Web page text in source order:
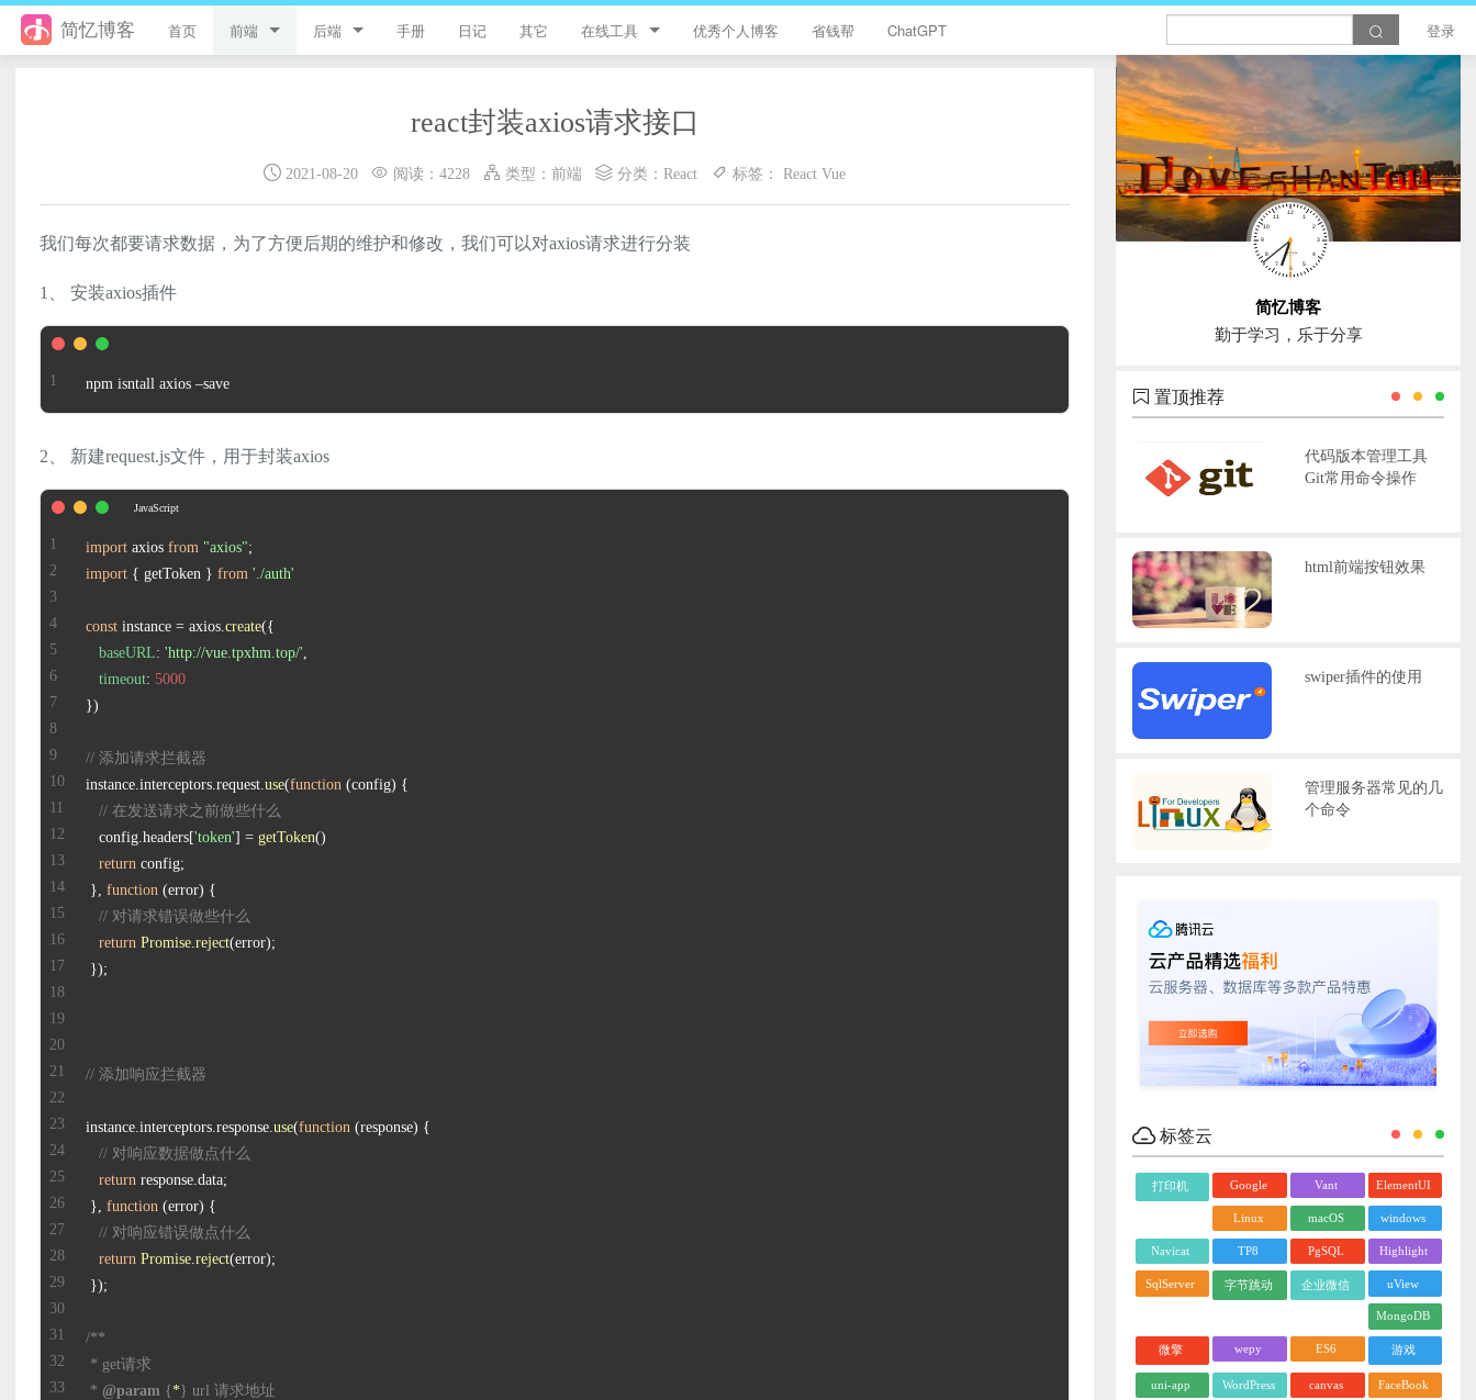
简忆博客 首页 前端
uni-app
后端
ThinkPHP6
Laravel
手册 日记 其它 在线工具
领优惠券
违禁词查询
优秀个人博客 省钱帮 ChatGPT 登录
react封装axios请求接口
2021-08-20 阅读：4228 类型： 前端 分类： React 标签： React Vue
我们每次都要请求数据，为了方便后期的维护和修改，我们可以对axios请求进行分装
1、 安装axios插件
npm isntall axios –save
2、 新建request.js文件，用于封装axios
import axios from "axios"
import { getToken } from './auth'
const instance = axios. create
baseURL: 'http://vue.tpxhm.top/'
timeout: 5000
// 添加请求拦截器
instance. interceptors. request. use(function (config
// 在发送请求之前做些什么
   config.
headers['token'] = getToken
return
}, function (error
// 对请求错误做些什么
return Promise. reject
// 添加响应拦截器
instance. interceptors. response. use(function (response
// 对响应数据做点什么
return response. data
}, function (error
// 对响应错误做点什么
return Promise. reject
* @param {*
简忆博客
勤于学习，乐于分享
置顶推荐
代码版本管理工具
Git常用命令操作
html前端按钮效果
swiper插件的使用
管理服务器常见的几
个命令
标签云
打印机 Google Vant ElementUI
Linux macOS windows
Navicat TP8 PgSQL Highlight
SqlServer 字节跳动 企业微信 uView
MongoDB
微擎 wepy ES6 游戏
uni-app WordPress canvas FaceBook